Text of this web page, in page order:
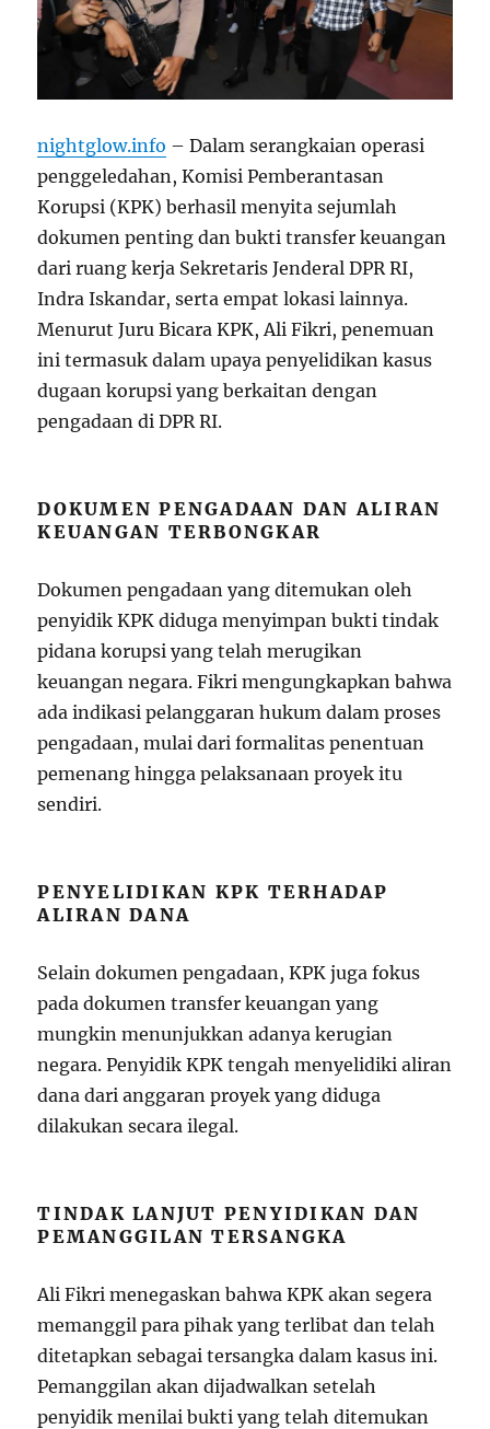
nightglow.info – Dalam serangkaian operasi
penggeledahan, Komisi Pemberantasan
Korupsi (KPK) berhasil menyita sejumlah
dokumen penting dan bukti transfer keuangan
dari ruang kerja Sekretaris Jenderal DPR RI,
Indra Iskandar, serta empat lokasi lainnya.
Menurut Juru Bicara KPK, Ali Fikri, penemuan
ini termasuk dalam upaya penyelidikan kasus
dugaan korupsi yang berkaitan dengan
pengadaan di DPR RI.
DOKUMEN PENGADAAN DAN ALIRAN
KEUANGAN TERBONGKAR
Dokumen pengadaan yang ditemukan oleh
penyidik KPK diduga menyimpan bukti tindak
pidana korupsi yang telah merugikan
keuangan negara. Fikri mengungkapkan bahwa
ada indikasi pelanggaran hukum dalam proses
pengadaan, mulai dari formalitas penentuan
pemenang hingga pelaksanaan proyek itu
sendiri.
PENYELIDIKAN KPK TERHADAP
ALIRAN DANA
Selain dokumen pengadaan, KPK juga fokus
pada dokumen transfer keuangan yang
mungkin menunjukkan adanya kerugian
negara. Penyidik KPK tengah menyelidiki aliran
dana dari anggaran proyek yang diduga
dilakukan secara ilegal.
TINDAK LANJUT PENYIDIKAN DAN
PEMANGGILAN TERSANGKA
Ali Fikri menegaskan bahwa KPK akan segera
memanggil para pihak yang terlibat dan telah
ditetapkan sebagai tersangka dalam kasus ini.
Pemanggilan akan dijadwalkan setelah
penyidik menilai bukti yang telah ditemukan